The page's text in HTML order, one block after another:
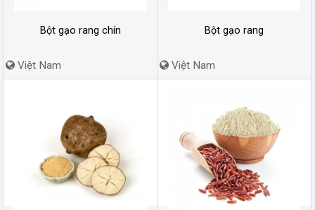
Bột gạo rang chín
Việt Nam
Bột gạo rang
Việt Nam